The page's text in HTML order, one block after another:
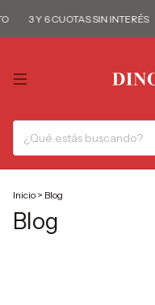
3 Y 6 CUOTAS SIN INTERÉS
Inicio > Blog
Blog